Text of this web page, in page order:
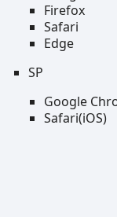
Firefox
Safari
Edge
SP
Google
Safari(iOS)